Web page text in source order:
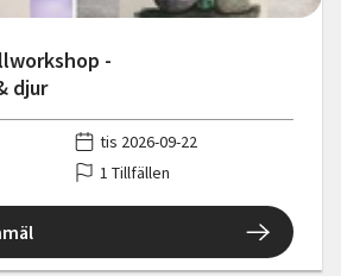
-
djur
tis 2026-09-22
1 Tillfällen